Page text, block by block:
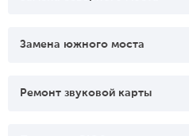
Замена южного моста
Ремонт звуковой карты